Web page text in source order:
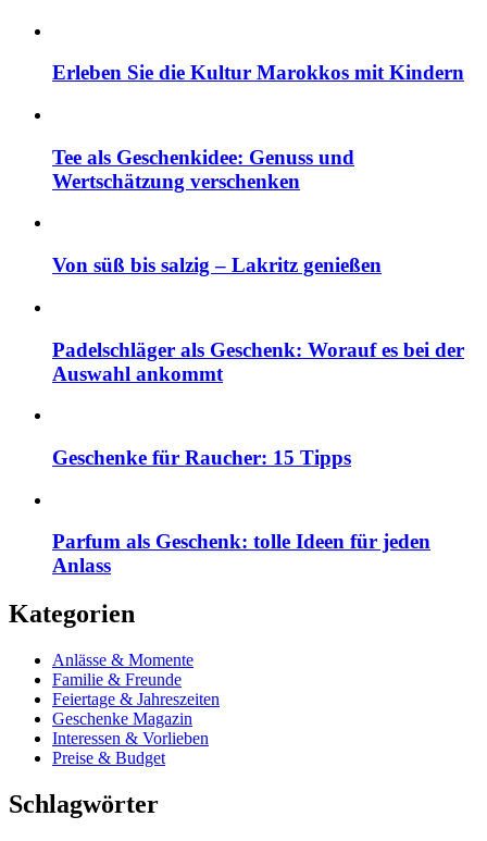
Erleben Sie die Kultur Marokkos mit Kindern
Tee als Geschenkidee: Genuss und
Wertschätzung verschenken
Von süß bis salzig – Lakritz genießen
Padelschläger als Geschenk: Worauf es bei der
Auswahl ankommt
Geschenke für Raucher: 15 Tipps
Parfum als Geschenk: tolle Ideen für jeden
Anlass
Kategorien
Anlässe & Momente
Familie & Freunde
Feiertage & Jahreszeiten
Geschenke Magazin
Interessen & Vorlieben
Preise & Budget
Schlagwörter